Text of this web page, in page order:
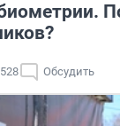
528 Обсудить